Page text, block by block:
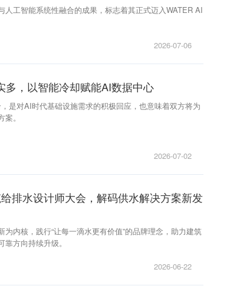
人工智能系统性融合的成果，标志着其正式迈入WATER AI
2026-07-06
多，以智能冷却赋能AI数据中心
是对AI时代基础设施需求的积极回应，也意味着双方将为
。
2026-07-02
排水设计师大会，解码供水解决方案新发
为内核，践行“让每一滴水更有价值”的品牌理念，助力建筑
方向持续升级。
2026-06-22